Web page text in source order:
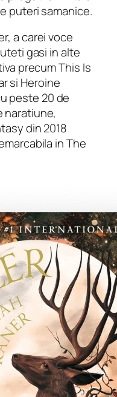
puteri samanice.
a carei voce
gasi in alte
precumThis Is
si Heroine
peste 20 de
naratiune,
din 2018
inThe